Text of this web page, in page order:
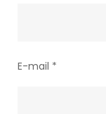
E-mail *